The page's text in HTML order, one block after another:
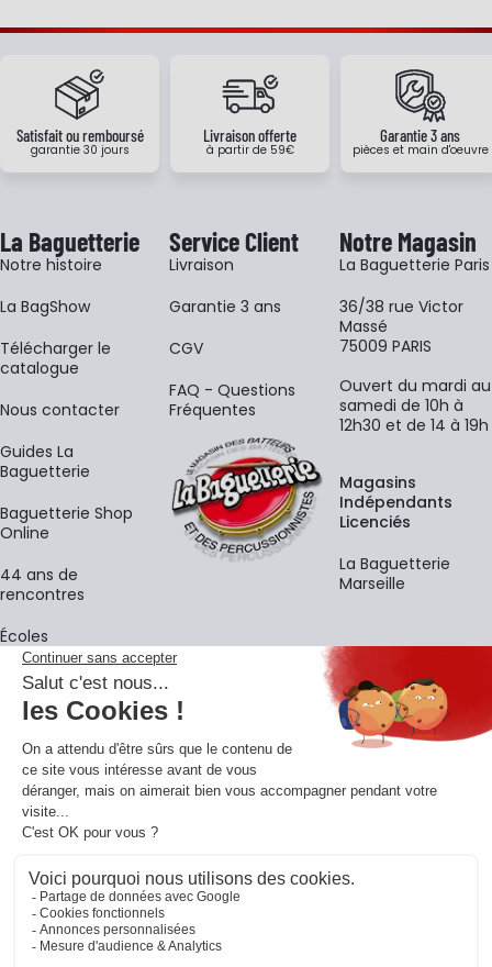
Satisfait ou remboursé
garantie 30 jours
Livraison offerte
à partir de 59€
Garantie 3 ans
pièces et main d'oeuvre
La Baguetterie
Notre histoire
La BagShow
​Télécharger le
catalogue
Nous contacter
Guides La
Baguetterie
Baguetterie Shop
Online
44 ans de
rencontres
Écoles
Service Client
Livraison
Garantie 3 ans
CGV
FAQ - Questions
Fréquentes
Notre Magasin
La Baguetterie Paris
36/38 rue Victor
Massé
75009 PARIS
Ouvert du mardi au
samedi de 10h à
12h30 et de 14 à 19h
Magasins
Indépendants
Licenciés
La Baguetterie
Marseille
La newsletter
Adresse e-mail
En vous inscrivant à notre newsletter, vous acceptez notre
confidentialité.
Retrouvons-nous sur